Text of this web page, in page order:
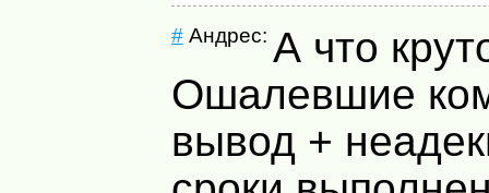
#Андрес: А что
Ошалевшие
вывод +